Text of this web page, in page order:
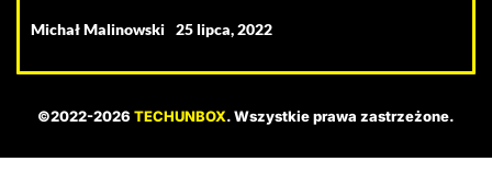
Michał Malinowski 25 lipca, 2022
©2022-2026 TECHUNBOX. Wszystkie prawa zastrzeżone.